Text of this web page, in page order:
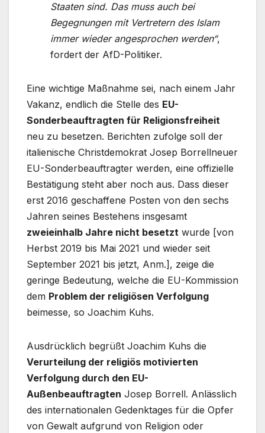
Staaten sind. Das muss auch bei
Begegnungen mit Vertretern des Islam
immer wieder angesprochen werden“,
fordert der AfD-Politiker.
Eine wichtige Maßnahme sei, nach einem Jahr
Vakanz, endlich die Stelle des EU-
Sonderbeauftragten für Religionsfreiheit
neu zu besetzen. Berichten zufolge soll der
italienische Christdemokrat Josep Borrellneuer
EU-Sonderbeauftragter werden, eine offizielle
Bestätigung steht aber noch aus. Dass dieser
erst 2016 geschaffene Posten von den sechs
Jahren seines Bestehens insgesamt
zweieinhalb Jahre nicht besetzt wurde [von
Herbst 2019 bis Mai 2021 und wieder seit
September 2021 bis jetzt, Anm.], zeige die
geringe Bedeutung, welche die EU-Kommission
dem Problem der religiösen Verfolgung
beimesse, so Joachim Kuhs.
Ausdrücklich begrüßt Joachim Kuhs die
Verurteilung der religiös motivierten
Verfolgung durch den EU-
Außenbeauftragten Josep Borrell. Anlässlich
des internationalen Gedenktages für die Opfer
von Gewalt aufgrund von Religion oder